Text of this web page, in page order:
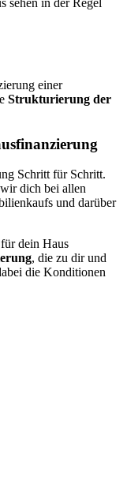
einer
Strukturierung der
Schritt für Schritt.
dich bei allen
und darüber
dein Haus
, die zu dir und
die Konditionen